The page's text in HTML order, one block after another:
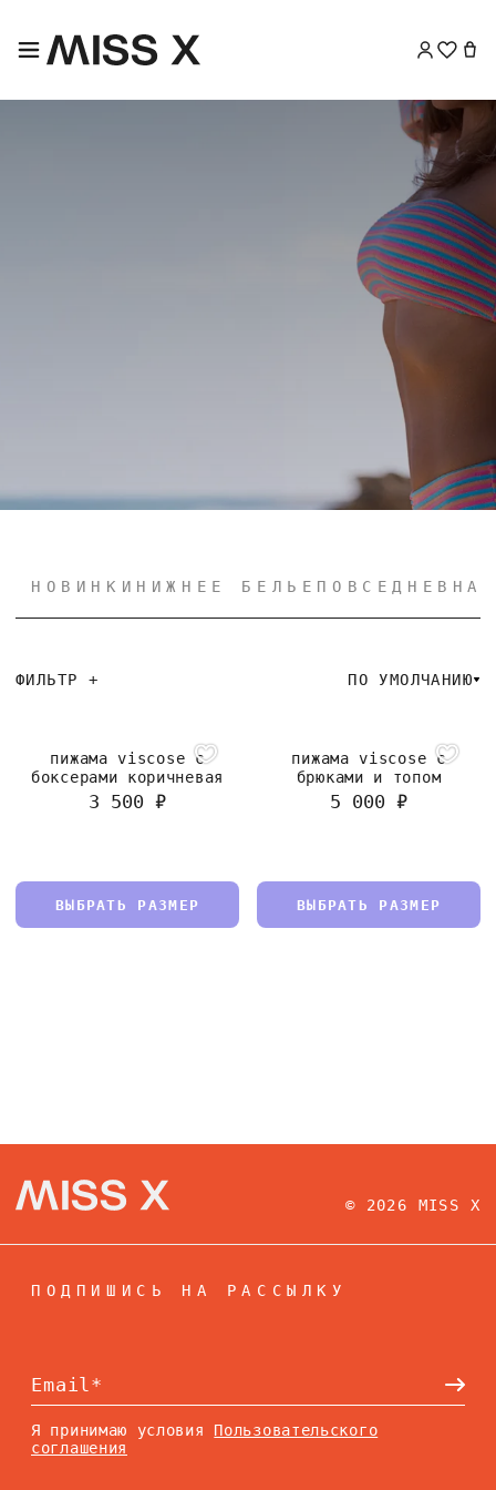
НОВИНКИ НИЖНЕЕ БЕЛЬЕ
ФИЛЬТР + ПО УМОЛЧАНИЮ
3 500 ₽
пижама viscose с
боксерами коричневая
ВЫБРАТЬ РАЗМЕР
5 000 ₽
пижама viscose с
брюками и топом
ВЫБРАТЬ РАЗМЕР
© 2026 MISS X
ПОДПИШИСЬ НА РАССЫЛКУ
Я принимаю условия Пользовательского
соглашения